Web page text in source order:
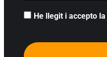
He llegit i accepto la